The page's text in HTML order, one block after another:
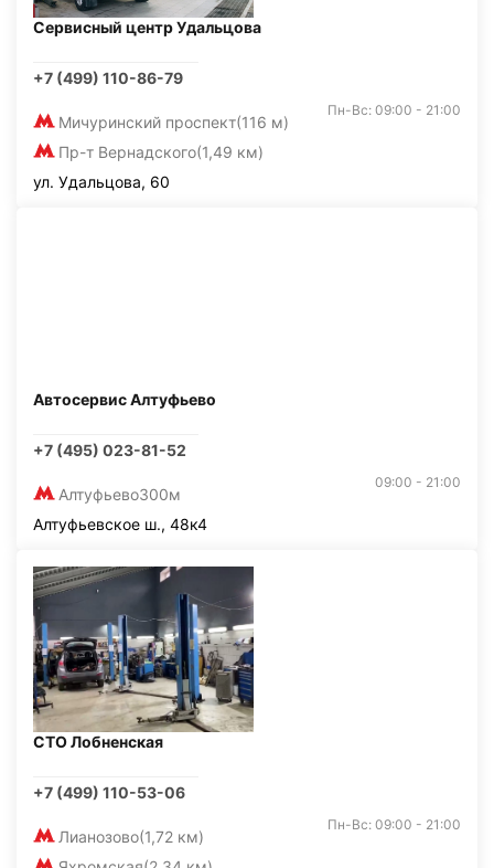
Сервисный центр Удальцова
+7 (499) 110-86-79
Мичуринский проспект(116 м)
Пр-т Вернадского(1,49 км)
Пн-Вс: 09:00 - 21:00
ул. Удальцова, 60
Автосервис Алтуфьево
+7 (495) 023-81-52
Алтуфьево300м
09:00 - 21:00
Алтуфьевское ш., 48к4
СТО Лобненская
+7 (499) 110-53-06
Лианозово(1,72 км)
Пн-Вс: 09:00 - 21:00